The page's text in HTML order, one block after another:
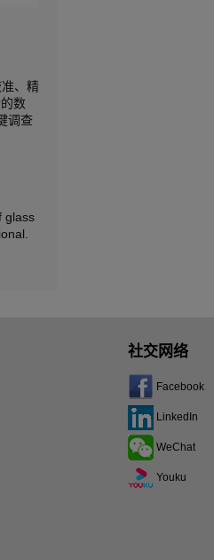
、精
数
调查
glass
社交网络
Facebook
LinkedIn
WeChat
Youku